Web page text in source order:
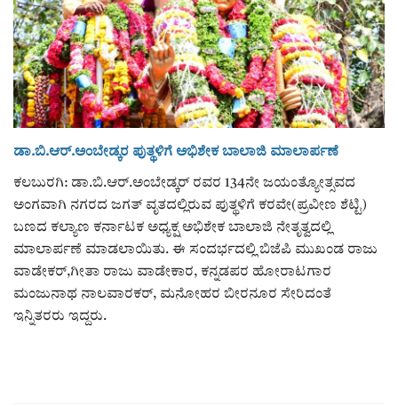
ರಾಜಕೀಯ
ಸುದ್ದಿ
e-paper (ಇ–ಪೇಪರ್‌)
ಪುಸ್ತಕ ಪರಿಚಯ
ಅಂಕಣ
ಸಾಧಕರ ಪರಿಚಯ
ಪತ್ರಕರ್ತರ ಪರಿಚಯ
ಡಾ.ಬಿ.ಆರ್.ಅಂಬೇಡ್ಕರ ಪುತ್ಥಳಿಗೆ‌ ಅಭಿಶೇಕ ಬಾಲಾಜಿ ಮಾಲಾರ್ಪಣೆ
ಕಲಬುರಗಿ: ಡಾ.ಬಿ.ಆರ್.ಅಂಬೇಡ್ಕರ್ ರವರ 134ನೇ ಜಯಂತ್ಯೋತ್ಸವದ
ಅಂಗವಾಗಿ ನಗರದ ಜಗತ್ ವೃತದಲ್ಲಿರುವ ಪುತ್ಥಳಿಗೆ ಕರವೇ(ಪ್ರವೀಣ ಶೆಟ್ಟಿ)
ಬಣದ ಕಲ್ಯಾಣ ಕರ್ನಾಟಕ ಅಧ್ಯಕ್ಷ ಅಭಿಶೇಕ ಬಾಲಾಜಿ ನೇತೃತ್ವದಲ್ಲಿ
ಮಾಲಾರ್ಪಣೆ ಮಾಡಲಾಯಿತು. ಈ ಸಂದರ್ಭದಲ್ಲಿ ಬಿಜೆಪಿ ಮುಖಂಡ ರಾಜು
ವಾಡೇಕರ್,ಗೀತಾ ರಾಜು ವಾಡೇಕಾರ, ಕನ್ನಡಪರ ಹೋರಾಟಗಾರ
ಮಂಜುನಾಥ ನಾಲವಾರಕರ್, ಮನೋಹರ ಬೀರನೂರ ಸೇರಿದಂತೆ
ಇನ್ನಿತರರು ಇದ್ದರು.